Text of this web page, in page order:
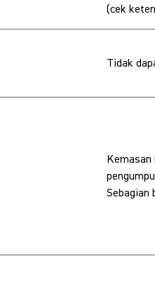
(cek
Tidak
Sebagian